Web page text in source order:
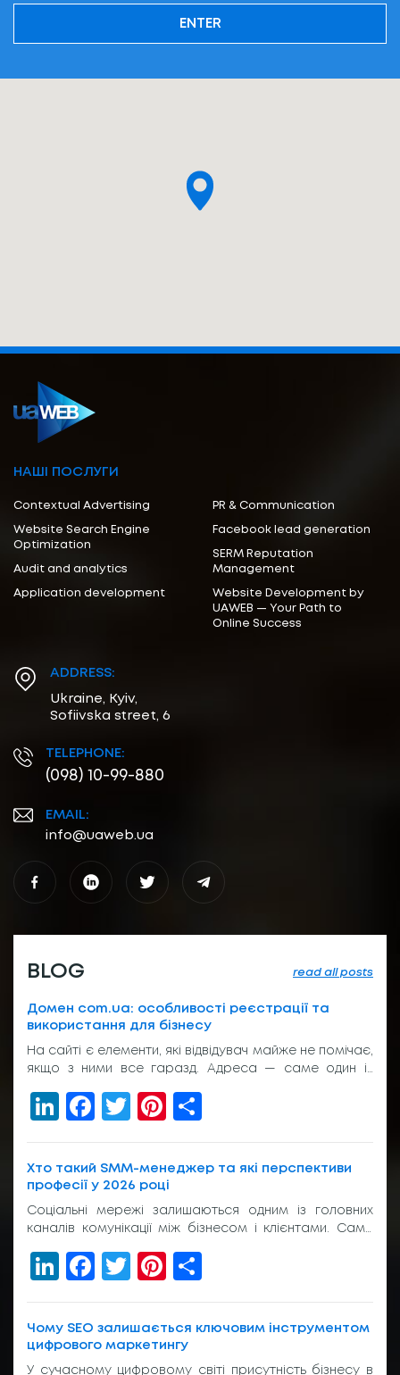
ENTER
НАШІ ПОСЛУГИ
Contextual Advertising
Website Search Engine
Optimization
Audit and analytics
Application development
PR & Communication
Facebook lead generation
SERM Reputation
Management
Website Development by
UAWEB — Your Path to
Online Success
ADDRESS:
Ukraine, Kyiv,
Sofiivska street, 6
TELEPHONE:
(098) 10-99-880
EMAIL:
info@uaweb.ua
BLOG read all posts
Домен com.ua: особливості реєстрації та
використання для бізнесу
На сайті є елементи, які відвідувач майже не помічає,
якщо з ними все гаразд. Адреса — саме один із
рекламі, у листуванні з клієнтом, на вивісці біля входу
або в підписі менеджера. І якщо вона виглядає
звично, людина просто переходить далі. Без зайвих
LinkedIn
Facebook
TwitterPinterest
Хто такий SMM-менеджер та які перспективи
професії у 2026 році
Соціальні мережі залишаються одним із головних
каналів комунікації між бізнесом і клієнтами. Саме
просування компаній в Instagram, TikTok, Facebook,
YouTube та Telegram, продовжує зростати. Багатьох
людей, які планують змінити професію або
обов’язків такого спеціаліста та яке sмм навчання
необхідне для […]
LinkedIn
Facebook
TwitterPinterest
Чому SEO залишається ключовим інструментом
цифрового маркетингу
У сучасному цифровому світі присутність бізнесу в